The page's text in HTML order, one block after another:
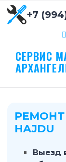
+7
СЕРВИС
HAJDU
Выезд